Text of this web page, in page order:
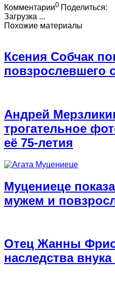
Комментарии0 Поделиться:
Загрузка ...
Похожие материалы
Ксения Собчак
повзрослевшего
Андрей
трогательное
её 75-летия
Муцениеце
мужем и
Отец Жанны
наследства